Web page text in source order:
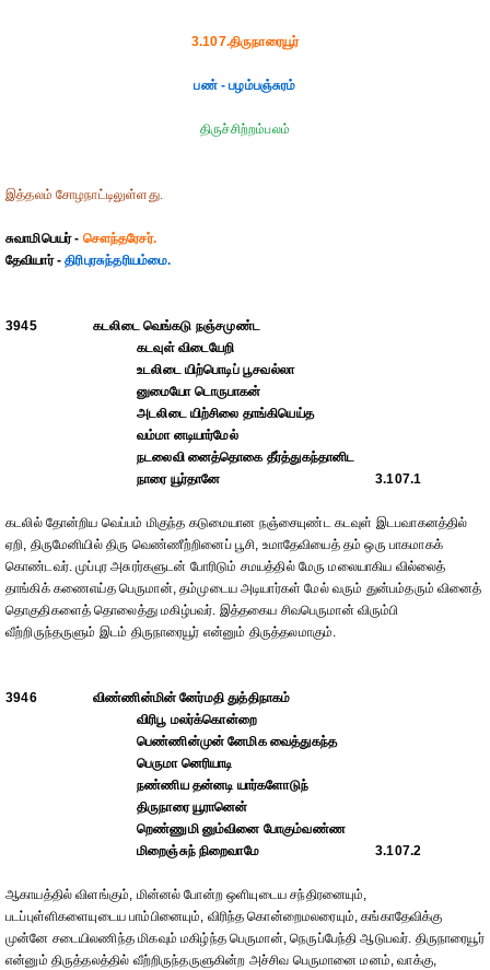
3.107.திருநாரையூர்
பண் - பழம்பஞ்சுரம்
திருச்சிற்றம்பலம்
இத்தலம் சோழநாட்டிலுள்ளது.
சுவாமிபெயர் - சௌந்தரேசர்.
தேவியார் -திரிபுரசுந்தரியம்மை.
3945
கடலிடை வெங்கடு நஞ்சமுண்ட
கடவுள் விடையேறி
உடலிடை யிற்பொடிப் பூசவல்லா
னுமையோ டொருபாகன்
அடலிடை யிற்சிலை தாங்கியெய்த
வம்மா னடியார்மேல்
நடலைவி னைத்தொகை தீர்த்துகந்தானிட
நாரை யூர்தானே
3.107.1
கடலில் தோன்றிய வெப்பம் மிகுந்த கடுமையான நஞ்சையுண்ட கடவுள் இடபவாகனத்தில்
ஏறி, திருமேனியில் திரு வெண்ணீற்றினைப் பூசி, உமாதேவியைத் தம் ஒரு பாகமாகக்
கொண்டவர். முப்புர அசுரர்களுடன் போரிடும் சமயத்தில் மேரு மலையாகிய வில்லைத்
தாங்கிக் கணைஎய்த பெருமான், தம்முடைய அடியார்கள் மேல் வரும் துன்பம்தரும் வினைத்
தொகுதிகளைத் தொலைத்து மகிழ்பவர். இத்தகைய சிவபெருமான் விரும்பி
வீற்றிருந்தருளும் இடம் திருநாரையூர் என்னும் திருத்தலமாகும்.
3946
விண்ணின்மின் னேர்மதி துத்திநாகம்
விரிபூ மலர்க்கொன்றை
பெண்ணின்முன் னேமிக வைத்துகந்த
பெருமா னெரியாடி
நண்ணிய தன்னடி யார்களோடுந்
திருநாரை யூரானென்
றெண்ணுமி னும்வினை போகும்வண்ண
மிறைஞ்சுந் நிறைவாமே
3.107.2
ஆகாயத்தில் விளங்கும், மின்னல் போன்ற ஒளியுடைய சந்திரனையும்,
படப்புள்ளிகளையுடைய பாம்பினையும், விரிந்த கொன்றைமலரையும், கங்காதேவிக்கு
முன்னே சடையிலணிந்த மிகவும் மகிழ்ந்த பெருமான், நெருப்பேந்தி ஆடுபவர். திருநாரையூர்
என்னும் திருத்தலத்தில் வீற்றிருந்தருளுகின்ற அச்சிவ பெருமானை மனம், வாக்கு,